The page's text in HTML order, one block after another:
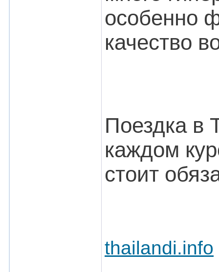
особенно
качество
Поездка в
каждом
стоит
thailandi.info